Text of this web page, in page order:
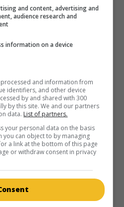
and content, advertising and
audience research and
information on a device
and information from
identifiers, and other device
by and shared with 300
by this site. We and our partners
data. List of partners.
your personal data on the basis
you can object to by managing
a link at the bottom of this page
or withdraw consent in privacy